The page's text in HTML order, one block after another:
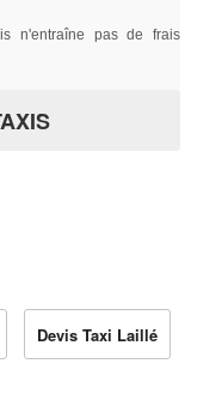
pas de frais
Devis Taxi Laillé